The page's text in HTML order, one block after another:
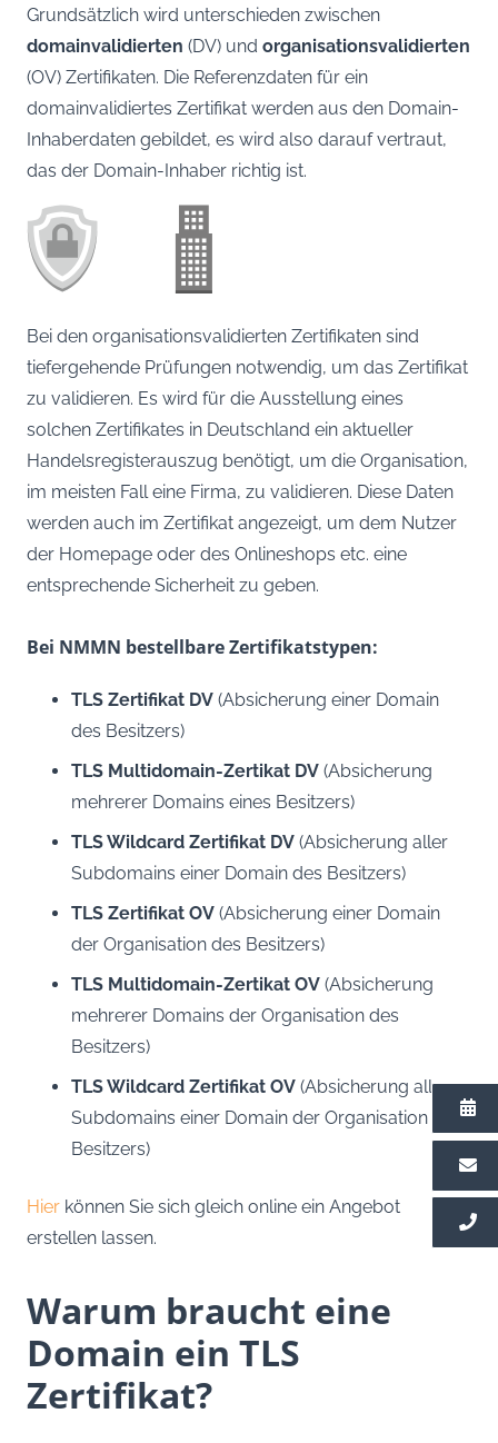
Grundsätzlich wird unterschieden zwischen
domainvalidierten (DV) und organisationsvalidierten
(OV) Zertifikaten. Die Referenzdaten für ein
domainvalidiertes Zertifikat werden aus den Domain-
Inhaberdaten gebildet, es wird also darauf vertraut,
das der Domain-Inhaber richtig ist.
Bei den organisationsvalidierten Zertifikaten sind
tiefergehende Prüfungen notwendig, um das Zertifikat
zu validieren. Es wird für die Ausstellung eines
solchen Zertifikates in Deutschland ein aktueller
Handelsregisterauszug benötigt, um die Organisation,
im meisten Fall eine Firma, zu validieren. Diese Daten
werden auch im Zertifikat angezeigt, um dem Nutzer
der Homepage oder des Onlineshops etc. eine
entsprechende Sicherheit zu geben.
Bei NMMN bestellbare Zertifikatstypen:
TLS Zertifikat DV (Absicherung einer Domain
des Besitzers)
TLS Multidomain-Zertikat DV (Absicherung
mehrerer Domains eines Besitzers)
TLS Wildcard Zertifikat DV (Absicherung aller
Subdomains einer Domain des Besitzers)
TLS Zertifikat OV (Absicherung einer Domain
der Organisation des Besitzers)
TLS Multidomain-Zertikat OV (Absicherung
mehrerer Domains der Organisation des
Besitzers)
TLS Wildcard Zertifikat OV (Absicherung aller
Subdomains einer Domain der Organisation des
Besitzers)
Hier können Sie sich gleich online ein Angebot
erstellen lassen.
Warum braucht eine
Domain ein TLS
Zertifikat?